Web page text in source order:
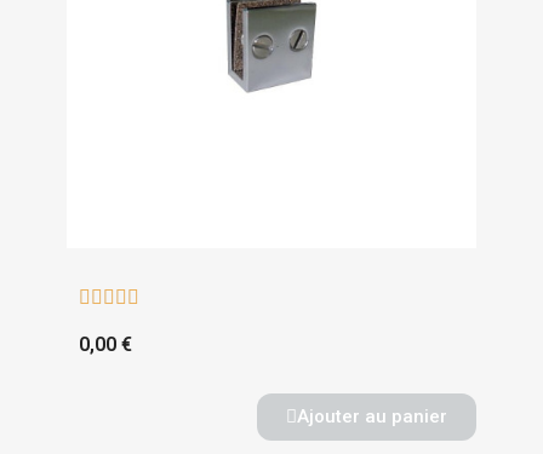
    
0,00 €
Ajouter au panier